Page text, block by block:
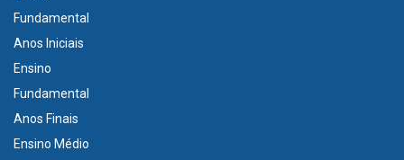
Fundamental
Anos Iniciais
Ensino
Fundamental
Anos Finais
Ensino Médio